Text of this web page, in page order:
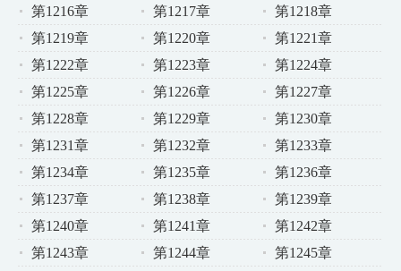
第1216章
第1217章
第1218章
第1219章
第1220章
第1221章
第1222章
第1223章
第1224章
第1225章
第1226章
第1227章
第1228章
第1229章
第1230章
第1231章
第1232章
第1233章
第1234章
第1235章
第1236章
第1237章
第1238章
第1239章
第1240章
第1241章
第1242章
第1243章
第1244章 第1245章